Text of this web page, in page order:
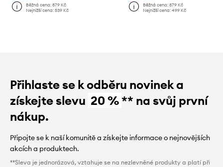
Běžná cena:879 Kč
Nejnižší cena:539 Kč
Běžná cena: 879 Kč
Nejnižší cena: 499 Kč
Přihlaste se k odběru novinek a
získejte slevu 20 %** na svůj první
nákup.
Připojte se k naší komunitě a získejte informace o nejnovějších
akcích a produktech.
**Sleva je jednorázová, vztahuje se na nezlevněné produkty a platí při